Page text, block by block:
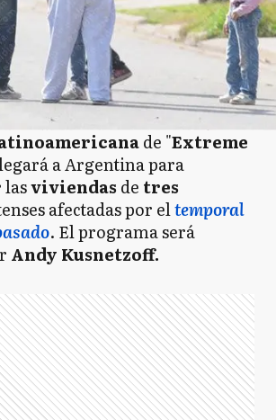
de "Extreme
a Argentina para
lasviviendas de tres
afectadas por eltemporal
. El programa será
Andy Kusnetzoff.